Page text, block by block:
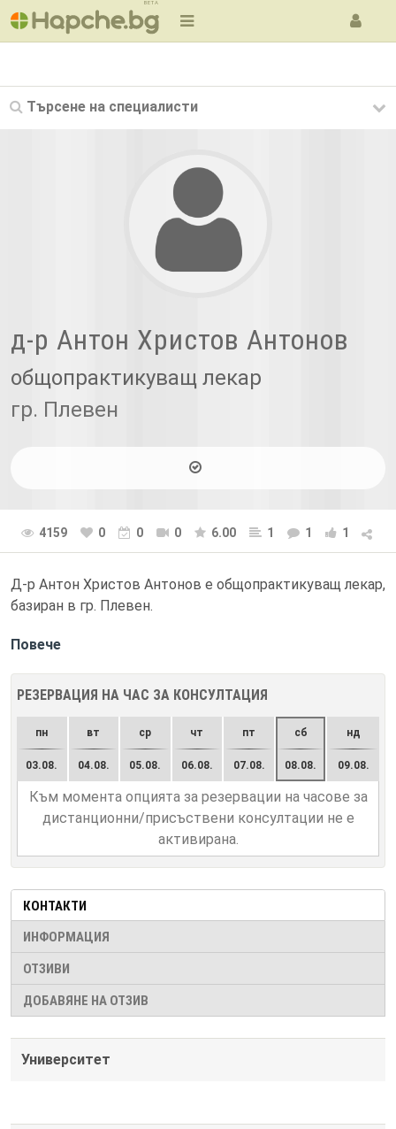
BETA
Търсене на специалисти
д-р Антон Христов Антонов
общопрактикуващ лекар
гр. Плевен
4159 0 0 0 6.00 1 1 1
Д-р Антон Христов Антонов е общопрактикуващ лекар,
базиран в гр. Плевен.
Повече
РЕЗЕРВАЦИЯ НА ЧАС ЗА КОНСУЛТАЦИЯ
пн
03.08.
вт
04.08.
ср
05.08.
чт
06.08.
пт
07.08.
сб
08.08.
нд
09.08.
Към момента опцията за резервации на часове за
дистанционни/присъствени консултации не е
активирана.
КОНТАКТИ
ИНФОРМАЦИЯ
ОТЗИВИ
ДОБАВЯНЕ НА ОТЗИВ
Университет